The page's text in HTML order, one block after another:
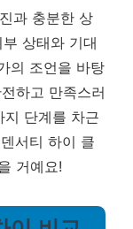
과 충분한 상
상태와 기대
의 조언을 바탕
하고 만족스러
지 단계를 차근
서티 하이 클
거예요!